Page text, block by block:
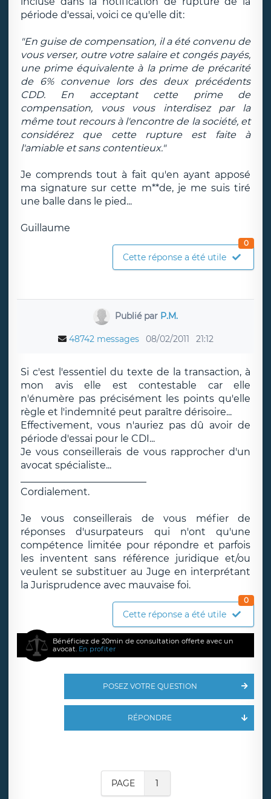
période d'essai, voici ce qu'elle dit:
"En guise de compensation, il a été convenu de
vous verser, outre votre salaire et congés payés,
une prime équivalente à la prime de précarité
de 6% convenue lors des deux précédents
CDD. En acceptant cette prime de
compensation, vous vous interdisez par la
même tout recours à l'encontre de la société, et
considérez que cette rupture est faite à
l'amiable et sans contentieux."
Je comprends tout à fait qu'en ayant apposé
ma signature sur cette m**de, je me suis tiré
une balle dans le pied...
Guillaume
Cette réponse a été utile
0
Publié par P.M.
48742 messages 08/02/2011 21:12
Si c'est l'essentiel du texte de la transaction, à
mon avis elle est contestable car elle
n'énumère pas précisément les points qu'elle
règle et l'indemnité peut paraître dérisoire...
Effectivement, vous n'auriez pas dû avoir de
période d'essai pour le CDI...
Je vous conseillerais de vous rapprocher d'un
avocat spécialiste...
Cordialement.
Je vous conseillerais de vous méfier de
réponses d'usurpateurs qui n'ont qu'une
compétence limitée pour répondre et parfois
les inventent sans référence juridique et/ou
veulent se substituer au Juge en interprétant
la Jurisprudence avec mauvaise foi.
Cette réponse a été utile
0
Bénéficiez de 20min de consultation offerte avec un
avocat. En profiter
POSEZ VOTRE QUESTION
RÉPONDRE
PAGE 1